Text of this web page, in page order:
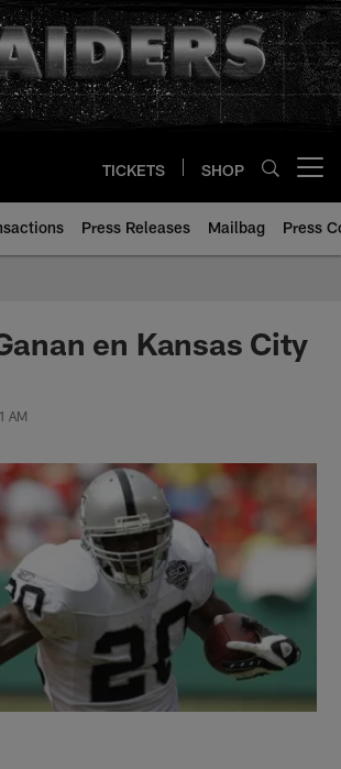
TICKETS SHOP
Press Releases Mailbag Press
en Kansas City
AM